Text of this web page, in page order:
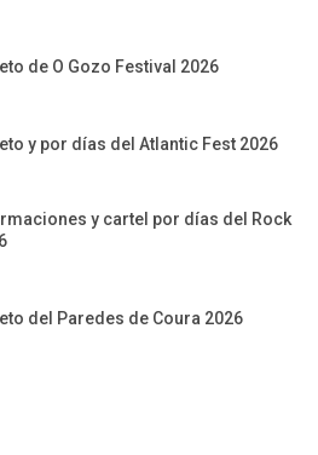
de O Gozo Festival 2026
y por días del Atlantic Fest 2026
y cartel por días del Rock
del Paredes de Coura 2026